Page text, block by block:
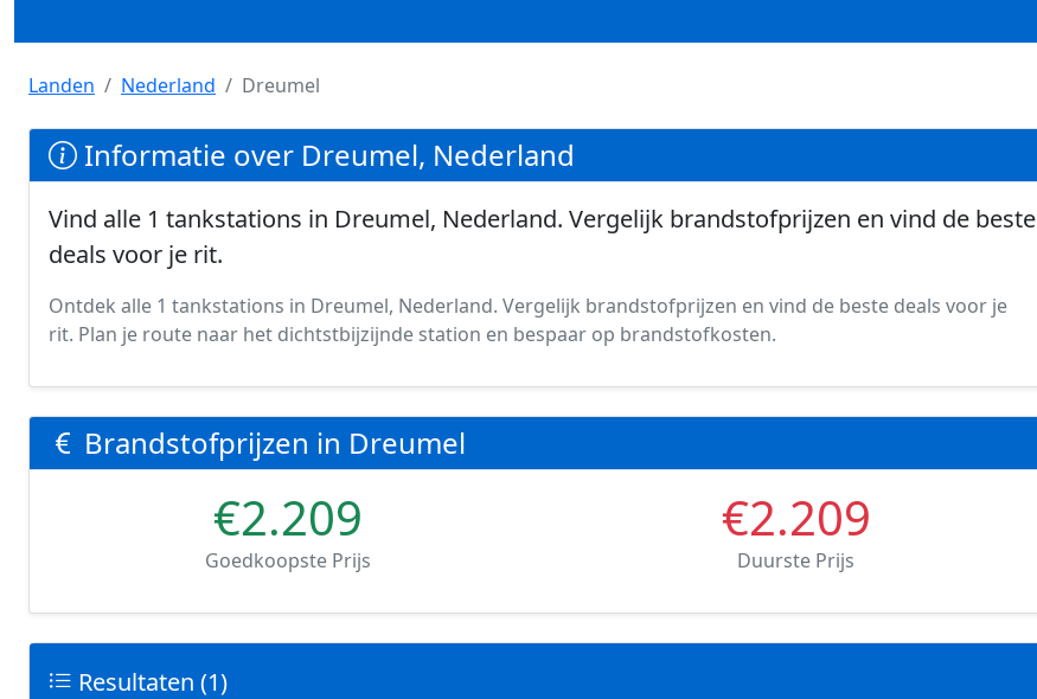
Landen Nederland Dreumel
Informatie over Dreumel, Nederland
Vind alle 1 tankstations in Dreumel, Nederland. Vergelijk brandstofprijzen en vind de beste
deals voor je rit.
Ontdek alle 1 tankstations in Dreumel, Nederland. Vergelijk brandstofprijzen en vind de beste deals voor je
rit. Plan je route naar het dichtstbijzijnde station en bespaar op brandstofkosten.
Brandstofprijzen in Dreumel
€2.209
Goedkoopste Prijs
€2.209
Duurste Prijs
Resultaten (1)